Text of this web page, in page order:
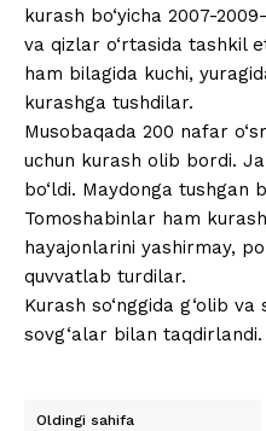
kurash bo‘yicha 2007-
va qizlar o‘rtasida tashkil
ham bilagida kuchi,
kurashga tushdilar.
Musobaqada 200 nafar
uchun kurash olib bordi.
bo‘ldi. Maydonga tushgan
Tomoshabinlar ham
hayajonlarini yashirmay,
quvvatlab turdilar.
Kurash so‘nggida g‘olib
sovg‘alar bilan taqdirlandi.
Oldingi sahifa